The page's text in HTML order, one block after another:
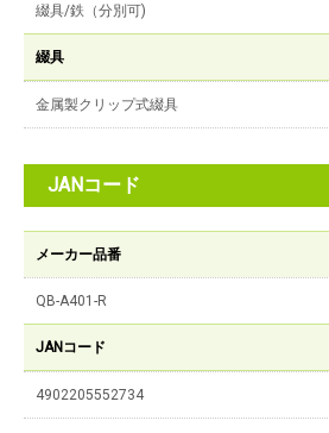
綴具/鉄（分別可)
綴具
金属製クリップ式綴具
JANコード
メーカー品番
QB-A401-R
JANコード
4902205552734